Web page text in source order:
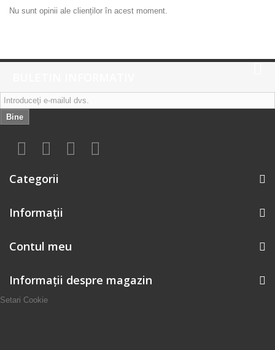
Nu sunt opinii ale clienților în acest moment.
Bine
Categorii
Informaţii
Contul meu
Informații despre magazin
Setari Cookie